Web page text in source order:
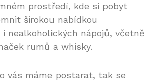
prostředí, kde si pobyt
širokou nabídkou
nealkoholických nápojů, včetně
rumů a whisky.
vás máme postarat, tak se